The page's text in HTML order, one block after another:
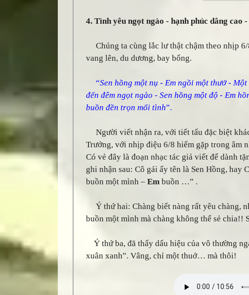
4. Tình yêu ngọt ngào - hạnh phúc dâng cao
Chúng ta cùng lắc lư thật chậm theo nhịp
vang lên, du dương, bay bổng.
“Sen hồng một nụ - Em ngồi một thưở -
đến đêm ngọt ngào - Sen hồng một độ - Em
buồn đền trọn mối tình”.
Người viết nhận ra, với tiết tấu đặc biệt
Trưởng, với nhịp điệu 6/8 hiếm gặp trong âm
Có vẻ đây là đoạn nhạc tác giả viết để dành
ghi nhận sau: Cô gái ấy tên là Sen Hồng, hay
buồn một mình – Em buồn …” .
Ý thứ hai: Chàng biết nàng rất yêu chàng,
buồn một mình mà chàng không thể sẻ chia!!
Ý thứ ba, đã thấy dấu hiệu của vô thường
xuân xanh”. Vâng, chỉ một thuở… mà thôi!